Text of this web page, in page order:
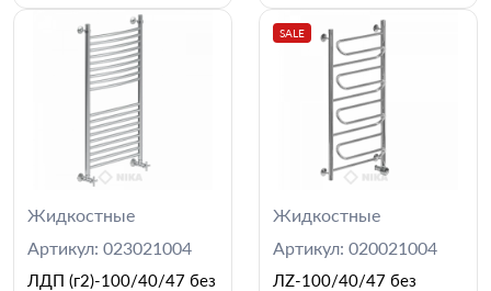
Жидкостные
Артикул: 023021004
ЛДП (г2)-100/40/47 без
SALE
Жидкостные
Артикул: 020021004
ЛZ-100/40/47 без